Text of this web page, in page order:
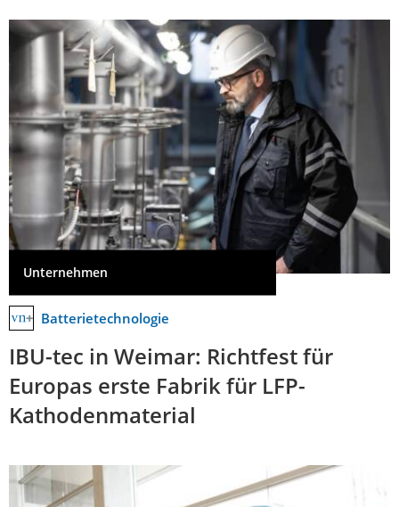
Unternehmen
Batterietechnologie
IBU-tec in Weimar: Richtfest für
Europas erste Fabrik für LFP-
Kathodenmaterial